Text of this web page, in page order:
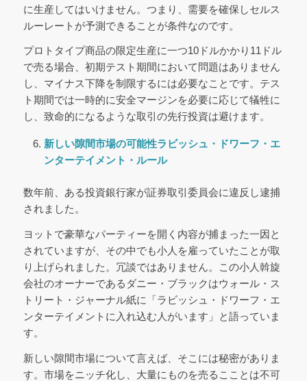
に生産してはいけません。つまり、需要を確保しセルス
ルーレートが予測できることが条件なのです。
プロトタイプ商品の限定生産に一つ10ドルかかり11ドル
で売る場合、初期テスト期間において問題はありません
し、マイナス下降を制限するには必要なことです。テス
ト期間では一時的に安全マージンを必要に応じて犠牲に
し、致命的になるような取引の先行投資は避けます。
新しい隙間市場の可能性ラビッシュ・ドワーフ・エ
ンターテイメント・ルール
数年前、ある投資銀行家が証券取引委員会に違反し逮捕
されました。
ヨットで豪華なパーティーを開く内容が捕まった一因と
されていますが、その中でも小人を雇っていたことが取
り上げられました。冗談ではありません。この小人斡旋
会社のオーナーであるダニー・ブラックはウォール・ス
トリート・ジャーナル紙に「ラビッシュ・ドワーフ・エ
ンターテイメントに入れ込む人がいます」と語っていま
す。
新しい隙間市場について言えば、そこには秘密がありま
す。市場をニッチ化し、大量にものを売るこことは不可